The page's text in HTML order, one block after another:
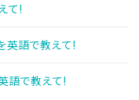
て!
英語で教えて!
語で教えて!